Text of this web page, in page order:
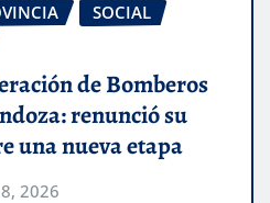
SOCIAL
de Bomberos
renunció su
una nueva etapa
2026